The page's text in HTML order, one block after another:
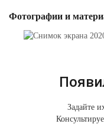
Фотографии и
Задайте